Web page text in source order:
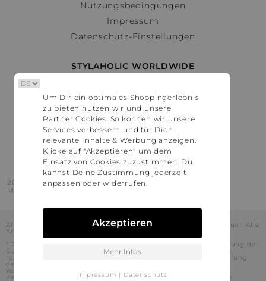
Nutzungsbedingungen
Impressum
Datenschutz-Einstellungen
STYLAHOLIC WORLDWIDE
Österreich
Schweiz
France
United States
2016 - 2026 © Stylaholic.
Made for you with love in munich.
Alle Preise inkl. der jeweils geltenden gesetzlichen Mehrwertsteuer. Alle
Angaben ohne Gewähr.
* Die angezeigten Preise beinhalten Rabatte, die durch die Nutzung der
Gutschein-Codes auf den Seiten unserer Partner voraussichtlich
realisiert werden können. Stylaholic führt keine vollständige Prüfung
der Gutschein-Codes durch und es kann daher in Einzelfällen
vorkommen, dass die Gutscheine abweichend von unserem
Kenntnisstand bei dem jeweiligen Shop nicht oder nur teilweise
Um Dir ein optimales Shoppingerlebnis
zu bieten nutzen wir und unsere
Partner Cookies. So können wir unsere
Services verbessern und für Dich
relevante Inhalte & Werbung anzeigen.
Klicke auf "Akzeptieren" um dem
Einsatz von Cookies zuzustimmen. Du
kannst Deine Zustimmung jederzeit
anpassen oder widerrufen.
Akzeptieren
Mehr Infos
Impressum | Datenschutz